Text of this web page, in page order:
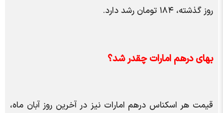
روز گذشته، ۱۸۴ تومان رشد دارد.
بهای درهم امارات چقدر شد؟
قیمت هر اسکناس درهم امارات نیز در آخرین روز آبان ماه،